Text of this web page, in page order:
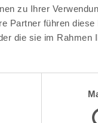
zu Ihrer
Partner führen diese
die sie im Rahmen